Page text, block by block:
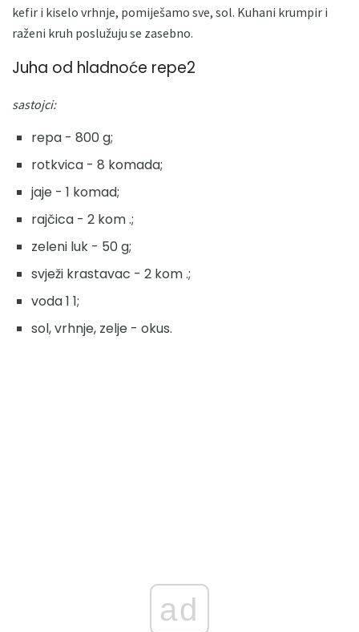
kefir i kiselo vrhnje, pomiješamo sve, sol. Kuhani krumpir i
raženi kruh poslužuju se zasebno.
Juha od hladnoće repe2
sastojci:
repa - 800 g;
rotkvica - 8 komada;
jaje - 1 komad;
rajčica - 2 kom .;
zeleni luk - 50 g;
svježi krastavac - 2 kom .;
voda 1 1;
sol, vrhnje, zelje - okus.
ad